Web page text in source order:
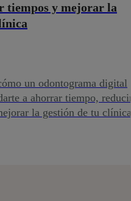
tiempos y mejorar la
un odontograma digital
a ahorrar tiempo, reducir
la gestión de tu clínica